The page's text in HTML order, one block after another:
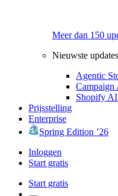
Meer dan 150
Nieuwste updates
Agentic
Campaign
Shopify
Prijsstelling
Enterprise
Spring Edition ’26
Inloggen
Start gratis
Start gratis